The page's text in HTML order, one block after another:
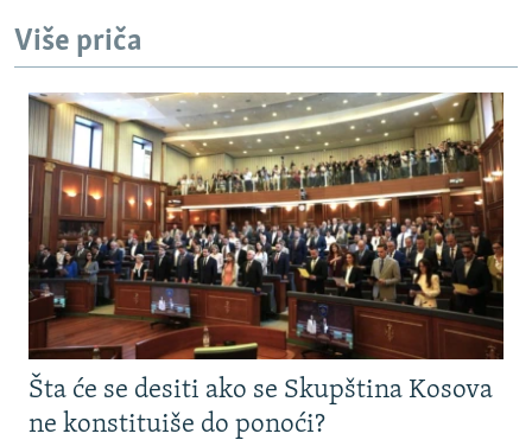
Više priča
Šta će se desiti ako se Skupština Kosova
ne konstituiše do ponoći?